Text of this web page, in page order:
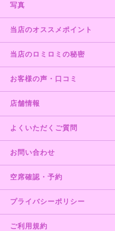
写真
当店のオススメポイント
当店のロミロミの秘密
お客様の声・口コミ
店舗情報
よくいただくご質問
お問い合わせ
空席確認・予約
プライバシーポリシー
ご利用規約